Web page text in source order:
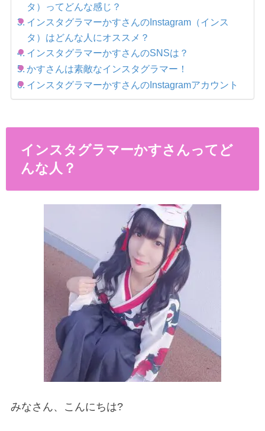
タ）ってどんな感じ？
インスタグラマーかすさんのInstagram（インス
タ）はどんな人にオススメ？
インスタグラマーかすさんのSNSは？
かすさんは素敵なインスタグラマー！
インスタグラマーかすさんのInstagramアカウント
インスタグラマーかすさんってど
んな人？
みなさん、こんにちは?